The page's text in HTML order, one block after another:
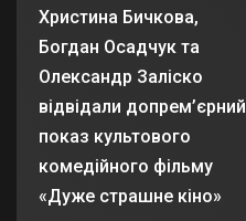
Христина Бичкова,
Богдан Осадчук та
Олександр Заліско
відвідали допрем’єрний
показ культового
комедійного фільму
«Дуже страшне кіно»